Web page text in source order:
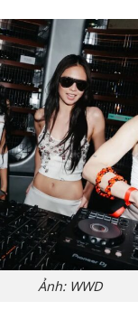
Ảnh: WWD